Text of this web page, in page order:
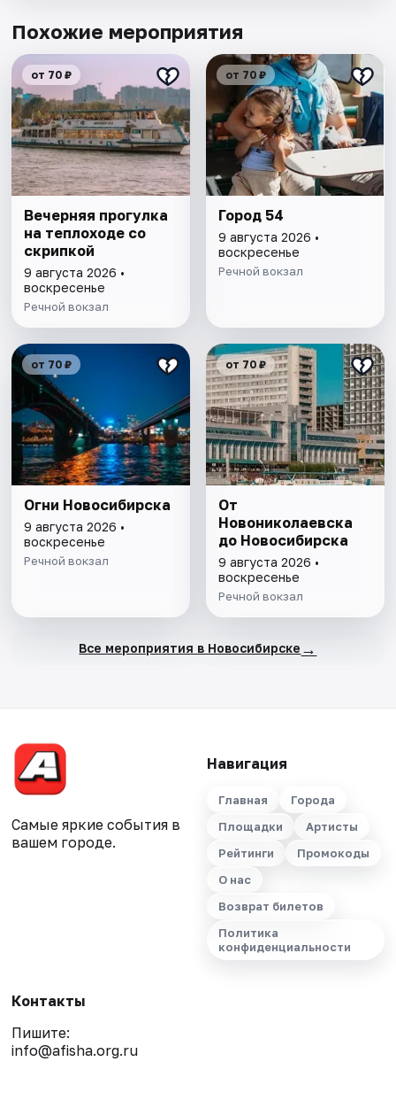
Похожие мероприятия
от 70 ₽
Вечерняя прогулка
на теплоходе со
скрипкой
9 августа 2026 •
воскресенье
Речной вокзал
от 70 ₽
Город 54
9 августа 2026 •
воскресенье
Речной вокзал
от 70 ₽
Огни Новосибирска
9 августа 2026 •
воскресенье
Речной вокзал
от 70 ₽
От
Новониколаевска
до Новосибирска
9 августа 2026 •
воскресенье
Речной вокзал
Все мероприятия в Новосибирске →
Самые яркие события в
вашем городе.
Навигация
Главная
Города
Площадки
Артисты
Рейтинги
Промокоды
О нас
Возврат билетов
Политика
конфиденциальности
Контакты
Пишите:
info@afisha.org.ru